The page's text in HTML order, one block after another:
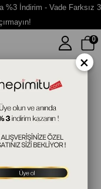
%3 İndirim - Vade Farksız 3
0
×